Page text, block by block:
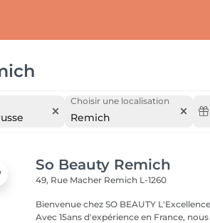
Choisir une localisation
Remich
So Beauty Remich
49, Rue Macher Remich L-1260
Bienvenue chez SO BEAUTY L'Excellence de la Beauté à REMICH
Avec 15ans d'expérience en France,